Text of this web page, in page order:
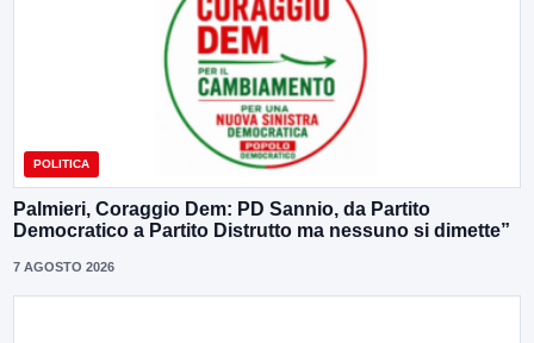
POLITICA
Palmieri, Coraggio Dem: PD Sannio, da Partito
Democratico a Partito Distrutto ma nessuno si dimette”
7 AGOSTO 2026